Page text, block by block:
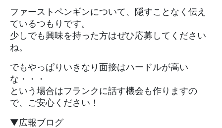
ファーストペンギンについて、隠すことなく伝え
ているつもりです。
少しでも興味を持った方はぜひ応募してください
ね。
でもやっぱりいきなり面接はハードルが高い
な・・・
という場合はフランクに話す機会も作りますの
で、ご安心ください！
▼広報ブログ